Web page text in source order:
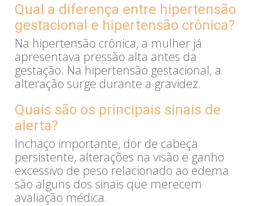
Qual a diferença entre hipertensão
gestacional e hipertensão crônica?
Na hipertensão crônica, a mulher já
apresentava pressão alta antes da
gestação. Na hipertensão gestacional, a
alteração surge durante a gravidez.
Quais são os principais sinais de
alerta?
Inchaço importante, dor de cabeça
persistente, alterações na visão e ganho
excessivo de peso relacionado ao edema
são alguns dos sinais que merecem
avaliação médica.